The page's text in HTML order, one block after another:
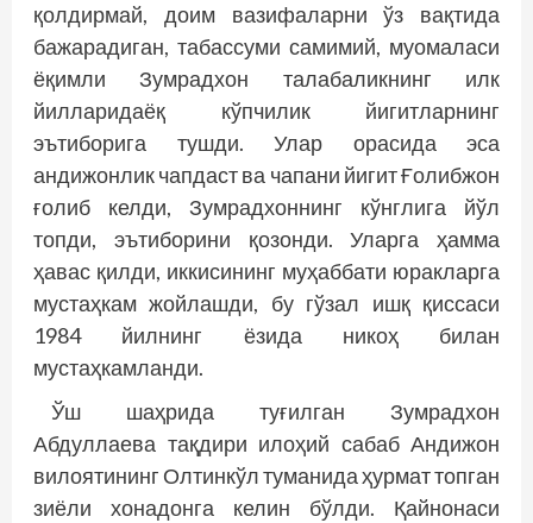
қолдирмай, доим вазифаларни ўз вақтида
бажарадиган, табассуми самимий, муомаласи
ёқимли Зумрадхон талабаликнинг илк
йилларидаёқ кўпчилик йигитларнинг
эътиборига тушди. Улар орасида эса
андижонлик чапдаст ва чапани йигит Ғолибжон
ғолиб келди, Зумрадхоннинг кўнглига йўл
топди, эътиборини қозонди. Уларга ҳамма
ҳавас қилди, иккисининг муҳаббати юракларга
мустаҳкам жойлашди, бу гўзал ишқ қиссаси
1984 йилнинг ёзида никоҳ билан
мустаҳкамланди.
Ўш шаҳрида туғилган Зумрадхон
Абдуллаева тақдири илоҳий сабаб Андижон
вилоятининг Олтинкўл туманида ҳурмат топган
зиёли хонадонга келин бўлди. Қайнонаси